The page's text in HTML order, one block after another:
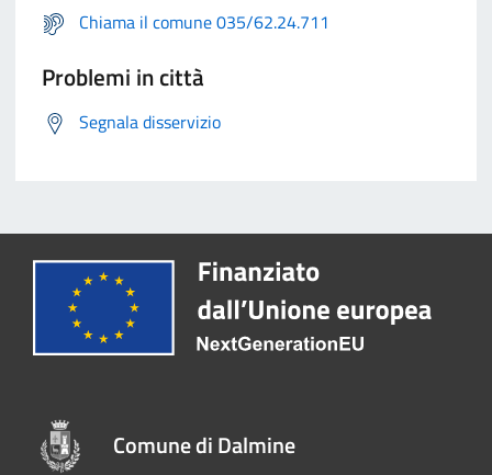
Chiama il comune 035/62.24.711
Problemi in città
Segnala disservizio
Comune di Dalmine